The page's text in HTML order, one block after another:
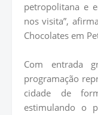
petropolitana e
nos visita”,
Chocolates em
Com entrada
programação
cidade de
estimulando o